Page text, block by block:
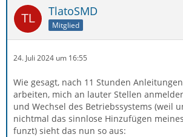
TlatoSMD
Mitglied
24. Juli 2024 um 16:55
Wie gesagt, nach 11 Stunden
arbeiten, mich an lauter Stellen
und Wechsel des Betriebssystems (weil
nichtmal das sinnlose Hinzufügen
funzt) sieht das nun so aus: